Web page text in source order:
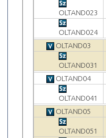
OLTAND023
OLTAND024
OLTAND03
OLTAND031
OLTAND04
OLTAND041
OLTAND05
OLTAND051